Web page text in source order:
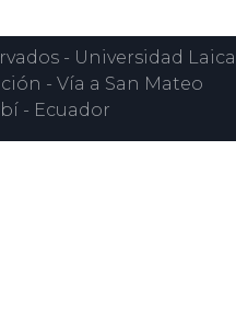
- Universidad
- Vía a San Mateo
- Ecuador